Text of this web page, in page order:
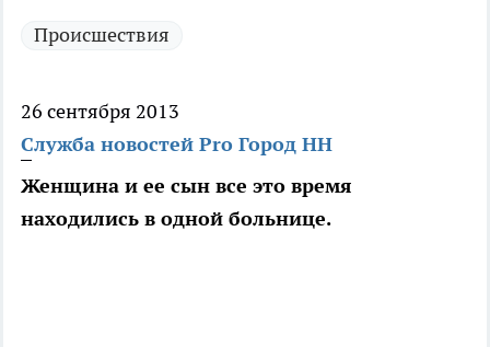
Происшествия
26 сентября 2013
Служба новостей Pro Город НН
Женщина и ее сын все это время
находились в одной больнице.